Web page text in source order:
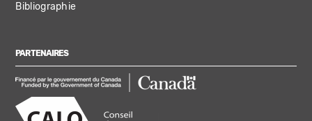
Bibliographie
PARTENAIRES